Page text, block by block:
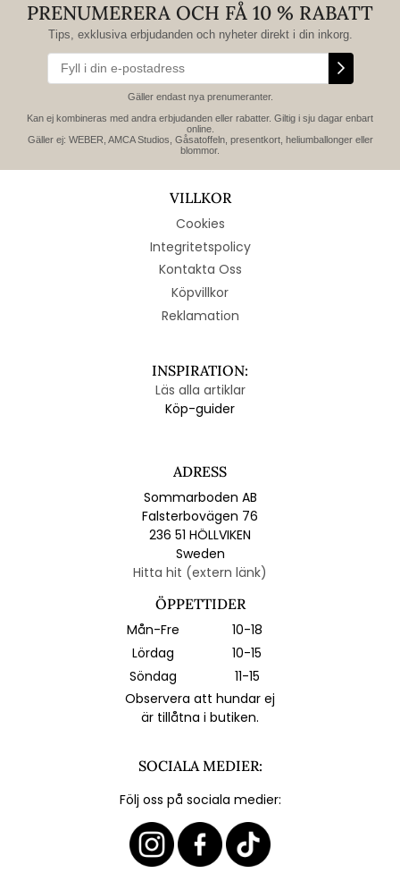
PRENUMERERA OCH FÅ 10 % RABATT
Tips, exklusiva erbjudanden och nyheter direkt i din inkorg.
Gäller endast nya prenumeranter.
Kan ej kombineras med andra erbjudanden eller rabatter. Giltig i sju dagar enbart
online.
Gäller ej: WEBER, AMCA Studios, Gåsatoffeln, presentkort, heliumballonger eller
blommor.
VILLKOR
Cookies
Integritetspolicy
Kontakta Oss
Köpvillkor
Reklamation
INSPIRATION:
Läs alla artiklar
Köp-guider
ADRESS
Sommarboden AB
Falsterbovägen 76
236 51 HÖLLVIKEN
Sweden
Hitta hit (extern länk)
ÖPPETTIDER
Mån-Fre
10-18
Lördag
10-15
Söndag
11-15
Observera att hundar ej
är tillåtna i butiken.
SOCIALA MEDIER:
Följ oss på sociala medier: